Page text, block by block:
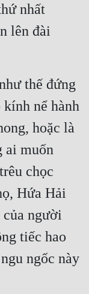
nhất
lên đài
thế đứng
nể hành
hoặc là
ai muốn
chọc
Hứa Hải
người
tiếc hao
ngốc này